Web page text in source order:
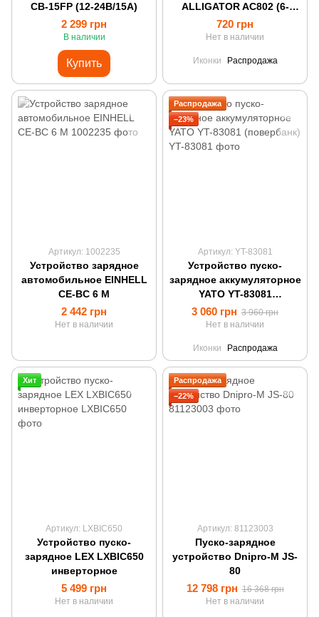
CB-15FP (12-24В/15А)
2 299 грн
В наличии
Купить
ALLIGATOR AC802 (6-
12В/6А)
720 грн
Нет в наличии
Иконки Распродажа
Артикул: 1002235
Устройство зарядное
автомобильное EINHELL
CE-BC 6 M
2 442 грн
Нет в наличии
Распродажа
−23%
Артикул: YT-83081
Устройство пуско-
зарядное аккумуляторное
YATO YT-83081
(повербанк)
3 060 грн 3 960 грн
Нет в наличии
Иконки Распродажа
Хит
Артикул: LXBIC650
Устройство пуско-
зарядное LEX LXBIC650
инверторное
5 499 грн
Нет в наличии
Распродажа
−22%
Артикул: 81123003
Пуско-зарядное
устройство Dnipro-M JS-
80
12 798 грн 16 368 грн
Нет в наличии